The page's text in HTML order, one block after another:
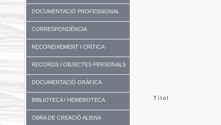
DOCUMENTACIÓ PROFESSIONAL
CORRESPONDÈNCIA
RECONEIXEMENT I CRÍTICA
RECORDS I OBJECTES PERSONALS
DOCUMENTACIÓ GRÀFICA
BIBLIOTECA I HEMEROTECA
OBRA DE CREACIÓ ALIENA
Títol